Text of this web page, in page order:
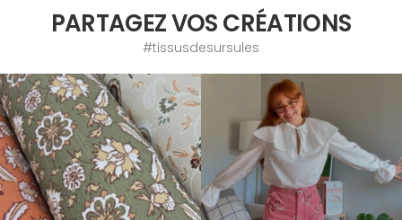
PARTAGEZ VOS CRÉATIONS
#tissusdesursules